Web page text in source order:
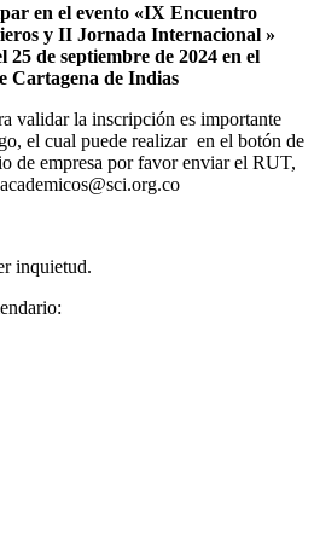
en el evento «IX Encuentro
y II Jornada Internacional »
25 de septiembre de 2024 en el
Cartagena de Indias
validar la inscripción es importante
el cual puede realizar en el botón de
de empresa por favor enviar el RUT,
inquietud.